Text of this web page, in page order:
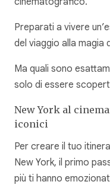
Preparati a vivere
del viaggio alla magia
Ma quali sono
solo di essere
New York al
iconici
Per creare il tuo
New York, il primo
più ti hanno